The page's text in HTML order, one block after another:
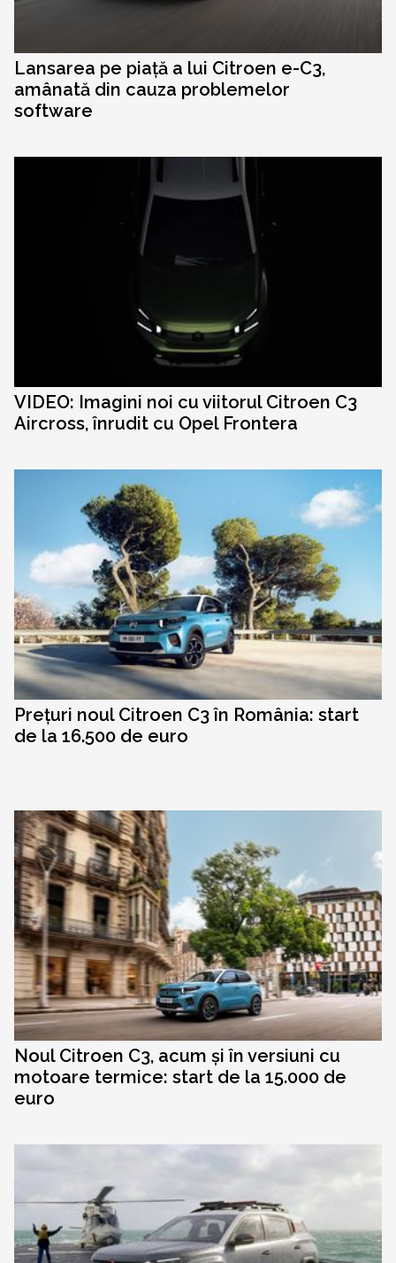
Lansarea pe piață a lui Citroen e-C3,
amânată din cauza problemelor
software
VIDEO: Imagini noi cu viitorul Citroen C3
Aircross, înrudit cu Opel Frontera
Prețuri noul Citroen C3 în România: start
de la 16.500 de euro
Noul Citroen C3, acum și în versiuni cu
motoare termice: start de la 15.000 de
euro